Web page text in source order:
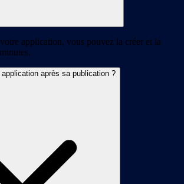
application, vous pouvez la créer et la
après sa publication ?